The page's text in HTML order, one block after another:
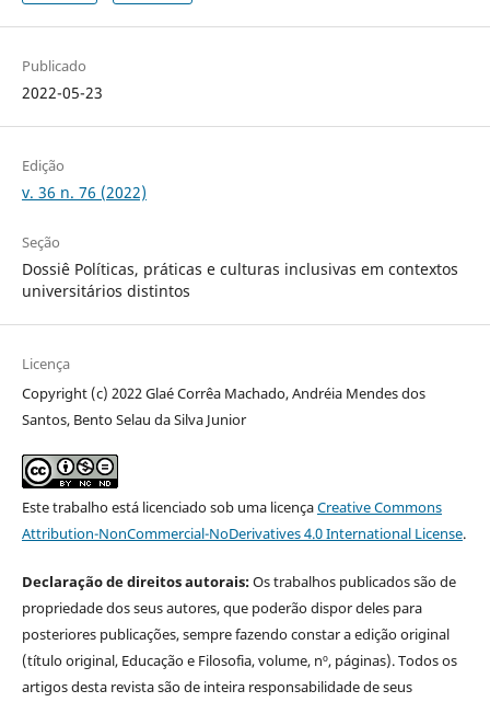
Publicado
2022-05-23
Edição
v. 36 n. 76 (2022)
Seção
Dossiê Políticas, práticas e culturas inclusivas em contextos
universitários distintos
Licença
Copyright (c) 2022 Glaé Corrêa Machado, Andréia Mendes dos
Santos, Bento Selau da Silva Junior
Este trabalho está licenciado sob uma licençaCreative Commons
Attribution-NonCommercial-NoDerivatives 4.0 International License.
Declaração de direitos autorais:Os trabalhos publicados são de
propriedade dos seus autores, que poderão dispor deles para
posteriores publicações, sempre fazendo constar a edição original
(título original, Educação e Filosofia, volume, nº, páginas). Todos os
artigos desta revista são de inteira responsabilidade de seus